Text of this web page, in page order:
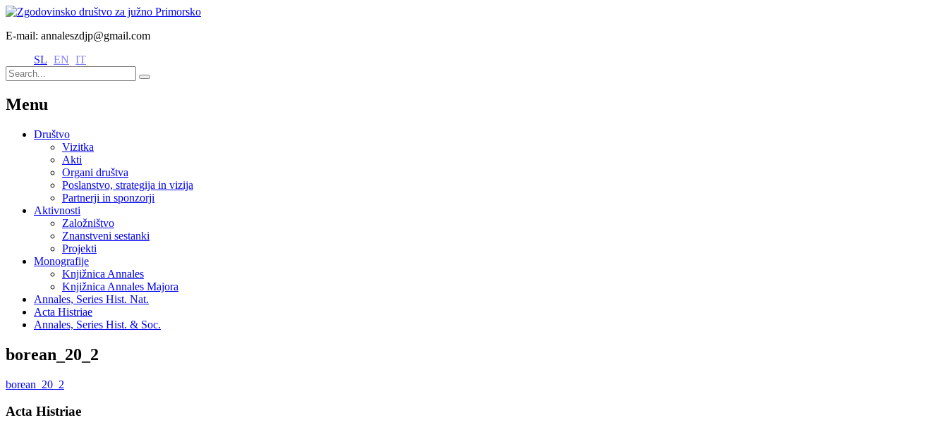
E-mail: annaleszdjp@gmail.com
SL EN IT
Menu
Društvo
Vizitka
Akti
Organi društva
Poslanstvo, strategija in vizija
Partnerji in sponzorji
Aktivnosti
Založništvo
Znanstveni sestanki
Projekti
Monografije
Knjižnica Annales
Knjižnica Annales Majora
Annales, Series Hist. Nat.
Acta Histriae
Annales, Series Hist. & Soc.
borean_20_2
borean_20_2
Acta Histriae